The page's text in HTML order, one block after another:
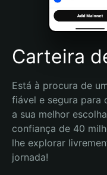
Português (Brasil)
Español (Argentina)
Carteira
Está à procura de
fiável e segura para
a sua melhor
confiança de 40
lhe explorar
jornada!